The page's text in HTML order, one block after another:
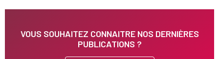
VOUS SOUHAITEZ CONNAITRE NOS DERNIÈRES
PUBLICATIONS ?